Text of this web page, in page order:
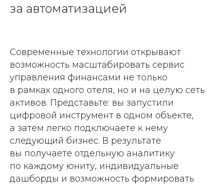
за автоматизацией
Современные технологии открывают
возможность масштабировать сервис
управления финансами не только
в рамках одного отеля, но и на целую сеть
активов. Представьте: вы запустили
цифровой инструмент в одном объекте,
а затем легко подключаете к нему
следующий бизнес. В результате
вы получаете отдельную аналитику
по каждому юниту, индивидуальные
дашборды и возможность формировать